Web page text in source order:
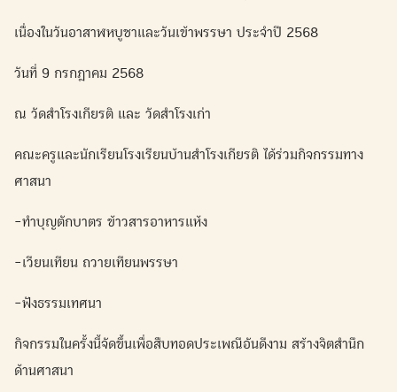
เนื่องในวันอาสาฬหบูชาและวันเข้าพรรษา ประจำปี 2568
วันที่ 9 กรกฎาคม 2568
ณ วัดสำโรงเกียรติ และ วัดสำโรงเก่า
คณะครูและนักเรียนโรงเรียนบ้านสำโรงเกียรติ ได้ร่วมกิจกรรมทาง
ศาสนา
-ทำบุญตักบาตร ข้าวสารอาหารแห้ง
-เวียนเทียน ถวายเทียนพรรษา
-ฟังธรรมเทศนา
กิจกรรมในครั้งนี้จัดขึ้นเพื่อสืบทอดประเพณีอันดีงาม สร้างจิตสำนึก
ด้านศาสนา